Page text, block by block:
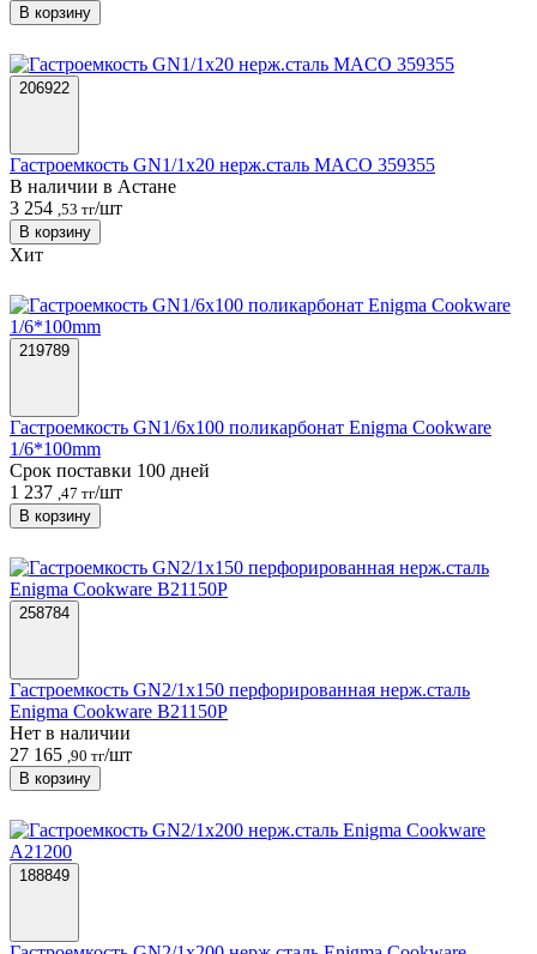
В корзину
206922
Гастроемкость GN1/1х20 нерж.сталь MACO 359355
В наличии в Астанe
3 254 ,53 тг/шт
В корзину
Хит
219789
Гастроемкость GN1/6х100 поликарбонат Enigma Cookware
1/6*100mm
Срок поставки 100 дней
1 237 ,47 тг/шт
В корзину
258784
Гастроемкость GN2/1х150 перфорированная нерж.сталь
Enigma Cookware B21150P
Нет в наличии
27 165 ,90 тг/шт
В корзину
188849